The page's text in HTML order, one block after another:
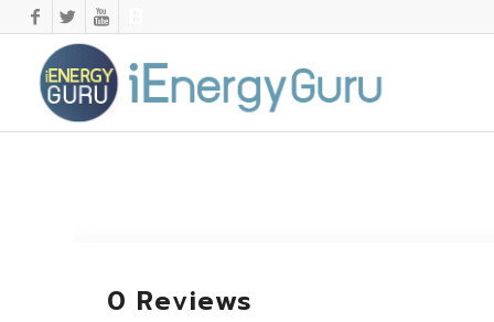
0 Reviews